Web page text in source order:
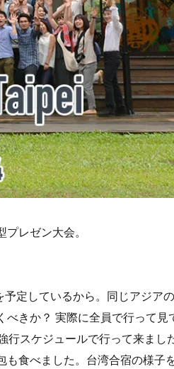
レゼン大会。
定しているから。同じアジア
べきか？ 実際に全員で行って見
スケジュールで行って来まし
も食べました。台湾合宿の様子